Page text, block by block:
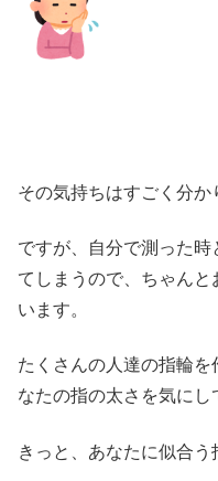
その気持ちはすごく分か
ですが、自分で測った
てしまうので、ちゃん
います。
たくさんの人達の指輪
なたの指の太さを気にし
きっと、あなたに似合う